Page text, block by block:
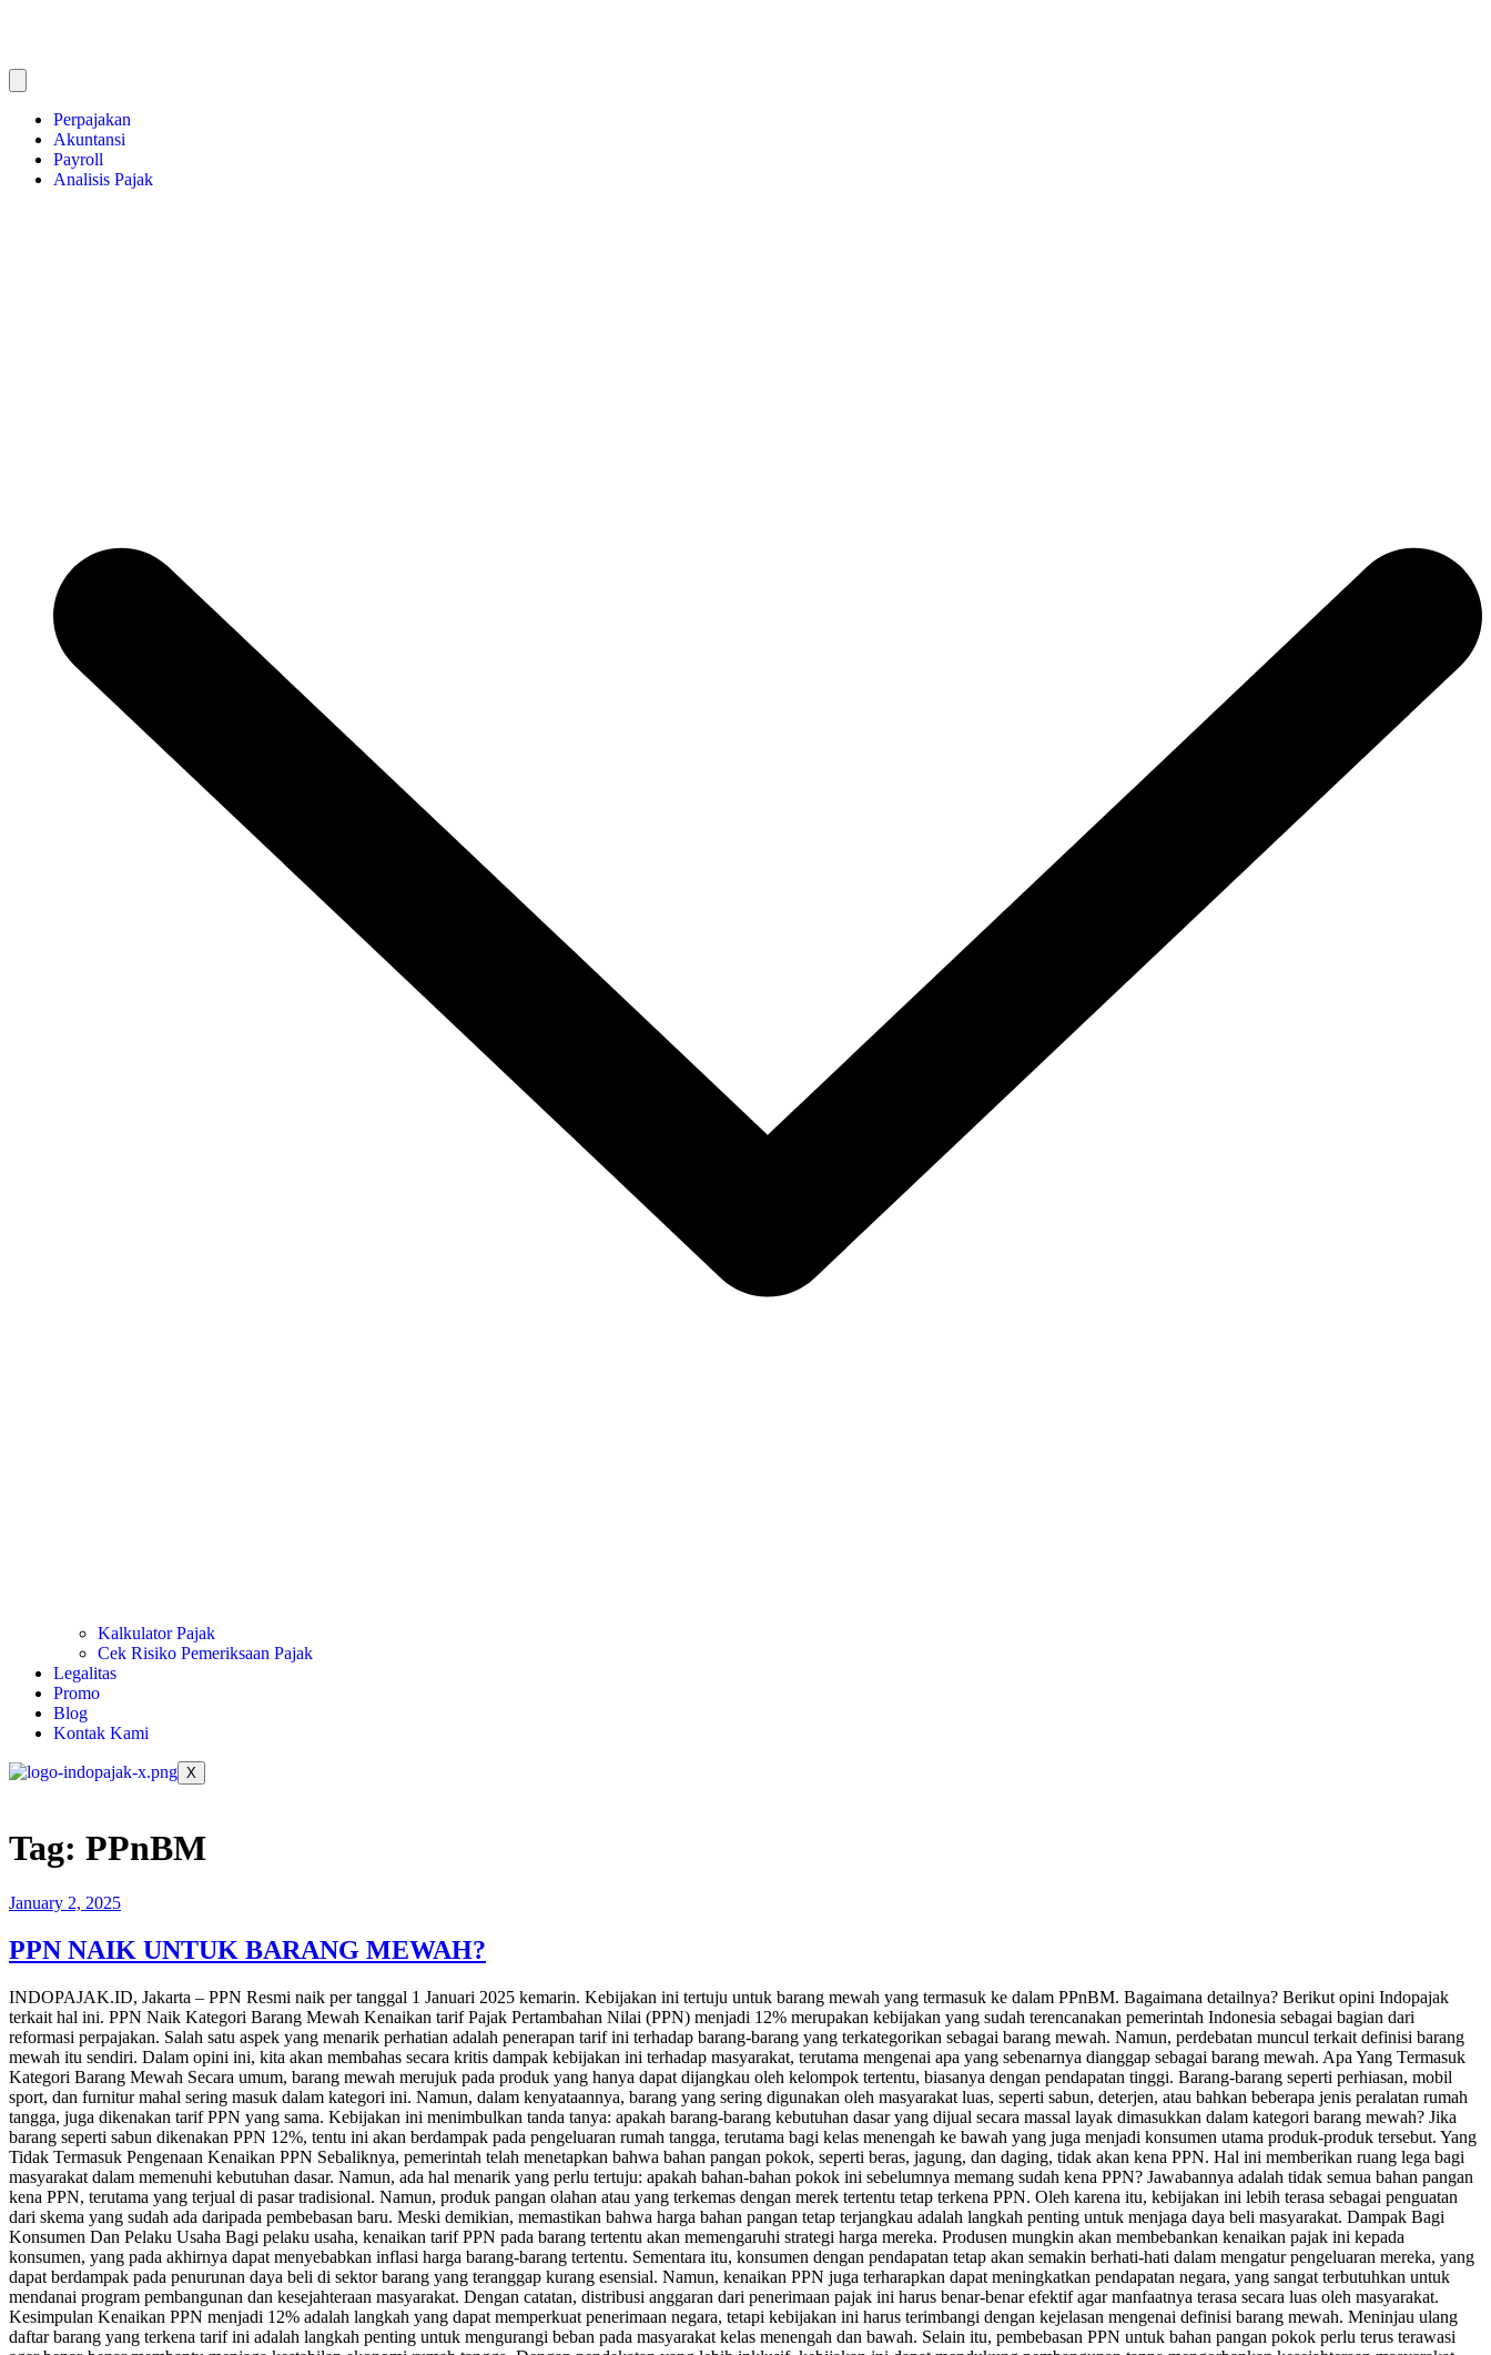
Perpajakan
Akuntansi
Payroll
Analisis Pajak
Kalkulator Pajak
Cek Risiko Pemeriksaan Pajak
Legalitas
Promo
Blog
Kontak Kami
X
Tag: PPnBM
January 2, 2025
PPN NAIK UNTUK BARANG MEWAH?
INDOPAJAK.ID, Jakarta – PPN Resmi naik per tanggal 1 Januari 2025 kemarin. Kebijakan ini tertuju untuk barang mewah yang termasuk ke dalam PPnBM. Bagaimana detailnya? Berikut opini Indopajak
terkait hal ini. PPN Naik Kategori Barang Mewah Kenaikan tarif Pajak Pertambahan Nilai (PPN) menjadi 12% merupakan kebijakan yang sudah terencanakan pemerintah Indonesia sebagai bagian dari
reformasi perpajakan. Salah satu aspek yang menarik perhatian adalah penerapan tarif ini terhadap barang-barang yang terkategorikan sebagai barang mewah. Namun, perdebatan muncul terkait definisi barang
mewah itu sendiri. Dalam opini ini, kita akan membahas secara kritis dampak kebijakan ini terhadap masyarakat, terutama mengenai apa yang sebenarnya dianggap sebagai barang mewah. Apa Yang Termasuk
Kategori Barang Mewah Secara umum, barang mewah merujuk pada produk yang hanya dapat dijangkau oleh kelompok tertentu, biasanya dengan pendapatan tinggi. Barang-barang seperti perhiasan, mobil
sport, dan furnitur mahal sering masuk dalam kategori ini. Namun, dalam kenyataannya, barang yang sering digunakan oleh masyarakat luas, seperti sabun, deterjen, atau bahkan beberapa jenis peralatan rumah
tangga, juga dikenakan tarif PPN yang sama. Kebijakan ini menimbulkan tanda tanya: apakah barang-barang kebutuhan dasar yang dijual secara massal layak dimasukkan dalam kategori barang mewah? Jika
barang seperti sabun dikenakan PPN 12%, tentu ini akan berdampak pada pengeluaran rumah tangga, terutama bagi kelas menengah ke bawah yang juga menjadi konsumen utama produk-produk tersebut. Yang
Tidak Termasuk Pengenaan Kenaikan PPN Sebaliknya, pemerintah telah menetapkan bahwa bahan pangan pokok, seperti beras, jagung, dan daging, tidak akan kena PPN. Hal ini memberikan ruang lega bagi
masyarakat dalam memenuhi kebutuhan dasar. Namun, ada hal menarik yang perlu tertuju: apakah bahan-bahan pokok ini sebelumnya memang sudah kena PPN? Jawabannya adalah tidak semua bahan pangan
kena PPN, terutama yang terjual di pasar tradisional. Namun, produk pangan olahan atau yang terkemas dengan merek tertentu tetap terkena PPN. Oleh karena itu, kebijakan ini lebih terasa sebagai penguatan
dari skema yang sudah ada daripada pembebasan baru. Meski demikian, memastikan bahwa harga bahan pangan tetap terjangkau adalah langkah penting untuk menjaga daya beli masyarakat. Dampak Bagi
Konsumen Dan Pelaku Usaha Bagi pelaku usaha, kenaikan tarif PPN pada barang tertentu akan memengaruhi strategi harga mereka. Produsen mungkin akan membebankan kenaikan pajak ini kepada
konsumen, yang pada akhirnya dapat menyebabkan inflasi harga barang-barang tertentu. Sementara itu, konsumen dengan pendapatan tetap akan semakin berhati-hati dalam mengatur pengeluaran mereka, yang
dapat berdampak pada penurunan daya beli di sektor barang yang teranggap kurang esensial. Namun, kenaikan PPN juga terharapkan dapat meningkatkan pendapatan negara, yang sangat terbutuhkan untuk
mendanai program pembangunan dan kesejahteraan masyarakat. Dengan catatan, distribusi anggaran dari penerimaan pajak ini harus benar-benar efektif agar manfaatnya terasa secara luas oleh masyarakat.
Kesimpulan Kenaikan PPN menjadi 12% adalah langkah yang dapat memperkuat penerimaan negara, tetapi kebijakan ini harus terimbangi dengan kejelasan mengenai definisi barang mewah. Meninjau ulang
daftar barang yang terkena tarif ini adalah langkah penting untuk mengurangi beban pada masyarakat kelas menengah dan bawah. Selain itu, pembebasan PPN untuk bahan pangan pokok perlu terus terawasi